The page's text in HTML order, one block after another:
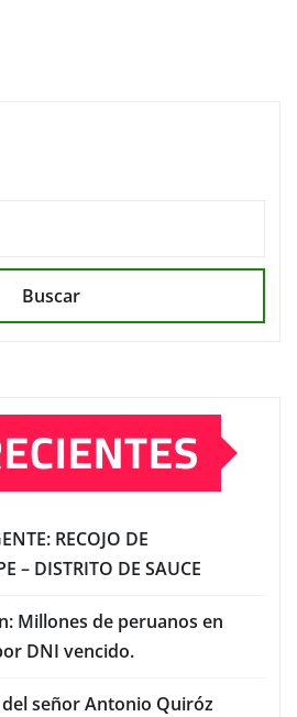
Buscar
RECOJO DE
– DISTRITO DE SAUCE
Millones de peruanos en
DNI vencido.
señor Antonio Quiróz